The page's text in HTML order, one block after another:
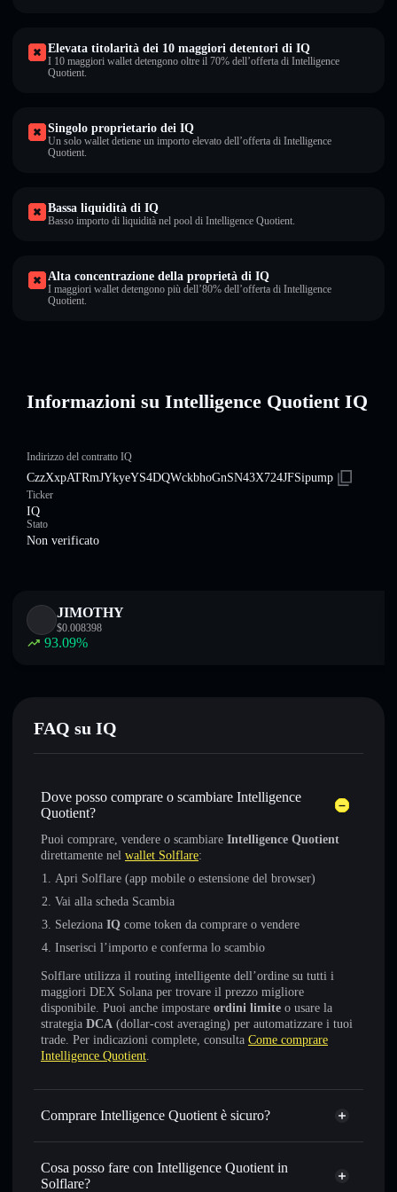
Elevata titolarità dei 10 maggiori detentori di IQ
I 10 maggiori wallet detengono oltre il 70% dell’offerta di Intelligence
Quotient.
Singolo proprietario dei IQ
Un solo wallet detiene un importo elevato dell’offerta di Intelligence
Quotient.
Bassa liquidità di IQ
Basso importo di liquidità nel pool di Intelligence Quotient.
Alta concentrazione della proprietà di IQ
I maggiori wallet detengono più dell’80% dell’offerta di Intelligence
Quotient.
Informazioni su Intelligence Quotient IQ
Indirizzo del contratto IQ
CzzXxpATRmJYkyeYS4DQWckbhoGnSN43X724JFSipump
Ticker
IQ
Stato
Non verificato
JIMOTHY
$0.008398
93.09%
FAQ su IQ
Dove posso comprare o scambiare Intelligence
Quotient?
Puoi comprare, vendere o scambiare Intelligence Quotient
direttamente nel wallet Solflare:
Apri Solflare (app mobile o estensione del browser)
Vai alla scheda Scambia
Seleziona IQ come token da comprare o vendere
Inserisci l’importo e conferma lo scambio
Solflare utilizza il routing intelligente dell’ordine su tutti i
maggiori DEX Solana per trovare il prezzo migliore
disponibile. Puoi anche impostare ordini limite o usare la
strategia DCA (dollar-cost averaging) per automatizzare i tuoi
trade. Per indicazioni complete, consulta Come comprare
Intelligence Quotient.
Comprare Intelligence Quotient è sicuro?
Intelligence Quotient non è verificato
Cosa posso fare con Intelligence Quotient in
Solflare?